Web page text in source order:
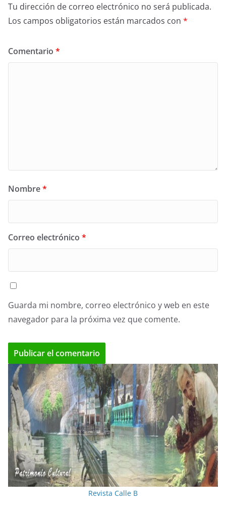
Tu dirección de correo electrónico no será publicada.
Los campos obligatorios están marcados con *
Comentario *
Nombre*
Correo electrónico *
Guarda mi nombre, correo electrónico y web en este
navegador para la próxima vez que comente.
Revista Calle B